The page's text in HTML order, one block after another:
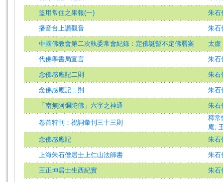
盜用常住之果報(一) 朱石
播音台上讚觀音 朱石
中國佛教會第二次執委常會紀錄：定佛誕暫不定佛曆案 太虛
代佛學書局宣言 朱石
念佛感應記二則 朱石
念佛感應記二則 朱石
「南無阿彌陀佛」六字之神通 朱石
卷首特刊：祝詞彙刊三十三則
釋常
庵;
念佛感應記
朱石
上海朱石僧居士上仁山法師書 朱石
王正坤居士生西紀實 朱石